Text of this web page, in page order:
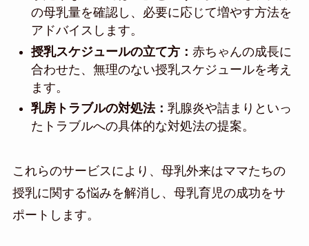
の母乳量を確認し、必要に応じて増やす方法を
アドバイスします。
授乳スケジュールの立て方： 赤ちゃんの成長に
合わせた、無理のない授乳スケジュールを考え
ます。
乳房トラブルの対処法： 乳腺炎や詰まりといっ
たトラブルへの具体的な対処法の提案。
これらのサービスにより、母乳外来はママたちの
授乳に関する悩みを解消し、母乳育児の成功をサ
ポートします。